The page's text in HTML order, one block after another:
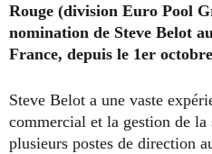
Rouge (division Euro Pool
nomination de Steve Belot
France, depuis le 1er
Steve Belot a une vaste
commercial et la gestion de
plusieurs postes de direction